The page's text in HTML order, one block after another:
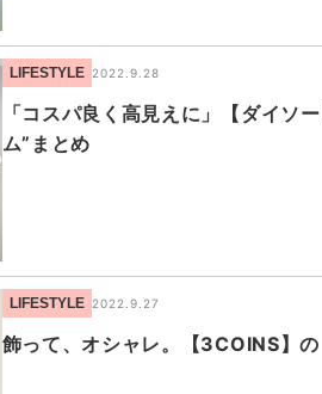
LIFESTYLE 2022.9.28
「コスパ良く高見えに」【ダイソ
ム”まとめ
LIFESTYLE 2022.9.27
飾って、オシャレ。【3COINS】